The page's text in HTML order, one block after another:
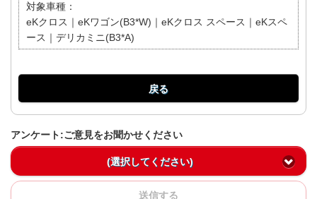
対象車種：
eKクロス｜eKワゴン(B3*W)｜eKクロス スペース｜eKスペ
ース｜デリカミニ(B3*A)
戻る
アンケート:ご意見をお聞かせください
(選択してください)
送信する